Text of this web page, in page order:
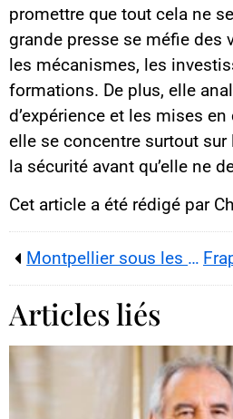
promettre que tout cela ne
grande presse se méfie des
les mécanismes, les
formations. De plus, elle
d’expérience et les mises
elle se concentre surtout sur
la sécurité avant qu’elle ne
Cet article a été rédigé par
Montpellier sous les eaux : l’Hérault en vigilance orange pluie-inondation et crues
Articles liés